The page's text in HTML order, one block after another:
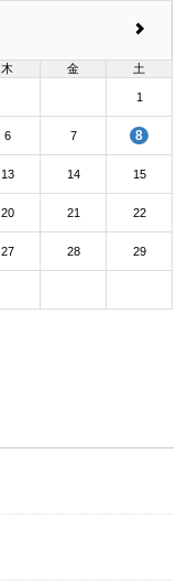
木 金 土
1
6 7 8
13 14 15
20 21 22
27 28 29